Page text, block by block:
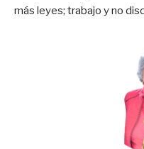
más leyes; trabajo y no